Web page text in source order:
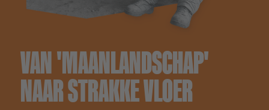
VAN 'MAANLANDSCHAP'
NAAR STRAKKE VLOER